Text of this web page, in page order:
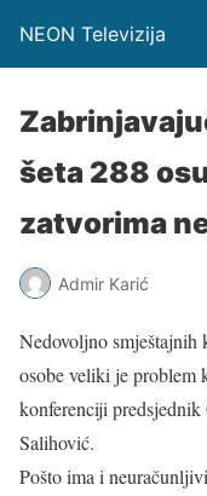
NEON Televizija
šeta 288
zatvorima
Admir Karić
Nedovoljno smještajnih
osobe veliki je problem
konferenciji
Salihović.
Pošto ima i